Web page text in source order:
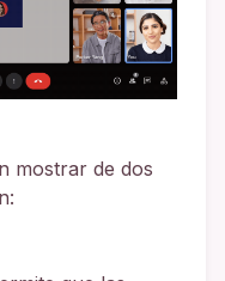
mostrar de dos